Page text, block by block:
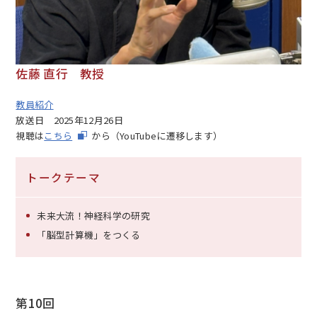
佐藤 直行 教授
教員紹介
放送日 2025年12月26日
視聴はこちら から（YouTubeに遷移します）
トークテーマ
未来大流！神経科学の研究
「脳型計算機」をつくる
第10回